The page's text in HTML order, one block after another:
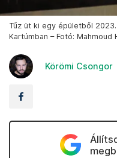
Tűz üt ki egy épületből
Kartúmban – Fotó:
Körömi Csongor